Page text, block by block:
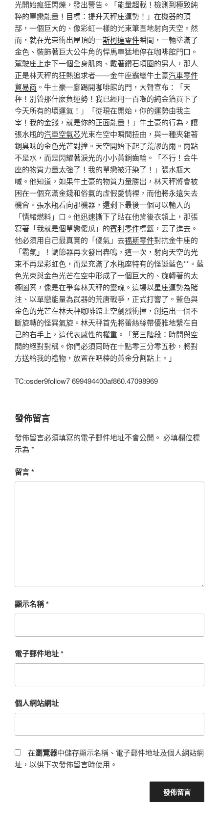
光開始瘋狂閃爍，發出警告。「能量超載！檢測到極致純
粹的單戀能量！目標：提升天秤座運勢！」在機器的頂
部，一個巨大的、像彩虹一樣的光束筆直地射向天空。然
而，就在光束衝出屋頂的一斯柯達零件瞬間，一輛塗滿了
金色、裝飾著巨大公牛角的悍馬車猛地停在咖啡館門口。
駕駛座上走下一個全身肌肉、戴著鑽石項圈的男人，那人
正是林天秤的狂熱追求者——金牛座霸總牛土豪汽車零件
貿易商 。牛土豪一腳踢開咖啡館的門，大聲宣布：「天
秤！別管那什麼負運勢！我已經用一百噸的純金箔買下了
今天所有的壞運氣！」「從現在開始，你的運勢由我主
宰！我的金錢，就是你的正面能量！」牛土豪的行為，讓
張水瓶的汽車空氣芯光束在空中瞬間扭曲，與一種夾雜著
銅臭味的金色光芒對撞。天空開始下起了荒謬的雨。雨點
不是水，而是閃耀著淚光的小小黃銅齒輪。「不行！金牛
座的物質力量太強了！我的單戀被汙染了！」張水瓶大
喊。他知道，如果牛土豪的物質力量勝出，林天秤將會被
困在一個充滿金錢和俗氣的虛假愛情裡，而他將永遠失去
機會。張水瓶看向那機器，還剩下最後一個可以輸入的
「情緒燃料」口。他迅速撕下了貼在他背後衣領上，那張
寫著「我就是個單戀傻瓜」的賓利零件標籤，丟了進去。
他必須用自己最真實的「傻氣」去福斯零件對抗金牛座的
「霸氣」！調節器再次發出轟鳴，這一次，射向天空的光
束不再是彩虹色，而是充滿了水瓶座特有的怪誕藍色**。藍
色光束與金色光芒在空中形成了一個巨大的、旋轉著的太
極圖案，像是在爭奪林天秤的靈魂。這場以星座運勢為賭
注、以單戀能量為武器的荒唐戰爭，正式打響了。藍色與
金色的光芒在林天秤咖啡館上空劇烈衝撞，創造出一個不
斷旋轉的怪異氣旋。林天秤首先將蕾絲絲帶優雅地繫在自
己的右手上，這代表感性的權重。「第三階段：時間與空
間的絕對對稱。你們必須同時在十點零三分零五秒，將對
方送給我的禮物，放置在吧檯的黃金分割點上。」
TC:osder9follow7 699494400af860.47098969
發佈留言
發佈留言必須填寫的電子郵件地址不會公開。 必填欄位標
示為 *
留言*
顯示名稱*
電子郵件地址*
個人網站網址
在瀏覽器中儲存顯示名稱、電子郵件地址及個人網站網
址，以供下次發佈留言時使用。